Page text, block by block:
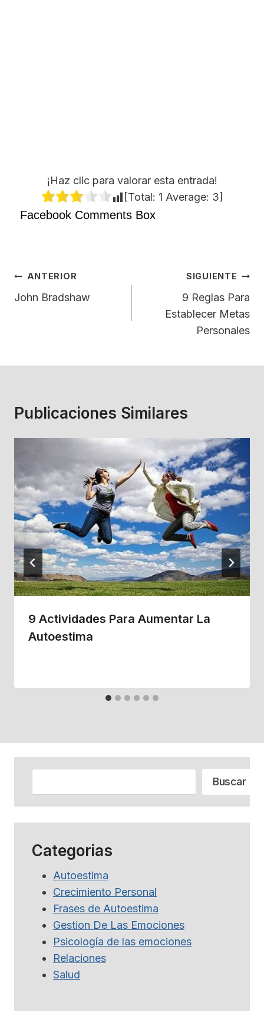
¡Haz clic para valorar esta entrada!
[Total: 1 Average: 3]
Facebook Comments Box
Navegación
De
ANTERIOR
John Bradshaw
SIGUIENTE
9 Reglas Para
Establecer Metas
Personales
Publicaciones Similares
9 Actividades Para Aumentar La
Autoestima
Buscar
Categorias
Autoestima
Crecimiento Personal
Frases de Autoestima
Gestion De Las Emociones
Psicología de las emociones
Relaciones
Salud